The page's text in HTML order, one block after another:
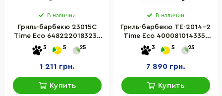
В наличии
Гриль-барбекю 23015С
Time Eco 6482220183239
металический
3 5 25
1 211 грн.
Купить
В наличии
Гриль-барбекю TE-2014-2
Time Eco 4000810143351
металический
3 5 25
7 890 грн.
Купить